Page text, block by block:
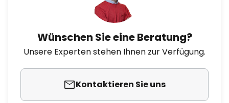
Wünschen Sie eine Beratung?
Unsere Experten stehen Ihnen zur Verfügung.
Kontaktieren Sie uns